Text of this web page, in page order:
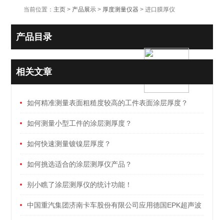
当前位置： 主页 > 产品展示 > 厚度测量仪器 > 进口膜厚仪
产品目录
相关文章
如何精准测量表面粗糙度较高的工件表面涂层厚度？
如何测量小型工件的涂层测厚度？
如何快速测量镀镍层厚度？
如何挑选适合的涂层测厚仪产品？
别小瞧了涂层测厚仪的统计功能！
中国重汽集团济南卡车股份有限公司应用德国EPK超声波